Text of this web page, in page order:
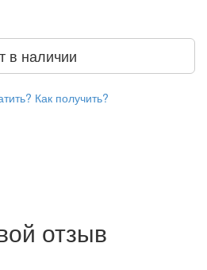
в наличии
Как получить?
отзыв